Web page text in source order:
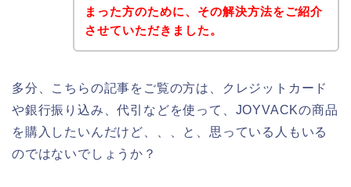
まった方のために、その解決方法をご紹介
させていただきました。
多分、こちらの記事をご覧の方は、クレジットカード
や銀行振り込み、代引などを使って、JOYVACKの商品
を購入したいんだけど、、、と、思っている人もいる
のではないでしょうか？